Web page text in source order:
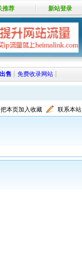
推荐 新站登录
售 ┊ 免费收录网站 ┊
把本页加入收藏 联系本站